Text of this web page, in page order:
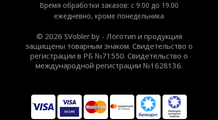
Время обработки заказов: с 9.00 до 19.00
ежедневно, кроме понедельника
© 2026 SVobler.by - Логотип и продукция
защищены товарным знаком. Свидетельство о
регистрации в РБ №71550. Свидетельство о
международной регистрации №1628136.